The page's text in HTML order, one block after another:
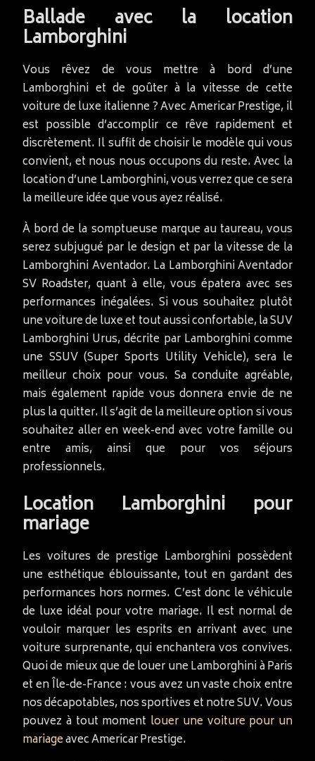
Ballade avec la location
Lamborghini
Vous rêvez de vous mettre à bord d’une
Lamborghini et de goûter à la vitesse de cette
voiture de luxe italienne ? Avec Americar Prestige, il
est possible d’accomplir ce rêve rapidement et
discrètement. Il suffit de choisir le modèle qui vous
convient, et nous nous occupons du reste. Avec la
location d’une Lamborghini, vous verrez que ce sera
la meilleure idée que vous ayez réalisé.
À bord de la somptueuse marque au taureau, vous
serez subjugué par le design et par la vitesse de la
Lamborghini Aventador. La Lamborghini Aventador
SV Roadster, quant à elle, vous épatera avec ses
performances inégalées. Si vous souhaitez plutôt
une voiture de luxe et tout aussi confortable, la SUV
Lamborghini Urus, décrite par Lamborghini comme
une SSUV (Super Sports Utility Vehicle), sera le
meilleur choix pour vous. Sa conduite agréable,
mais également rapide vous donnera envie de ne
plus la quitter. Il s’agit de la meilleure option si vous
souhaitez aller en week-end avec votre famille ou
entre amis, ainsi que pour vos séjours
professionnels.
Location Lamborghini pour
mariage
Les voitures de prestige Lamborghini possèdent
une esthétique éblouissante, tout en gardant des
performances hors normes. C’est donc le véhicule
de luxe idéal pour votre mariage. Il est normal de
vouloir marquer les esprits en arrivant avec une
voiture surprenante, qui enchantera vos convives.
Quoi de mieux que de louer une Lamborghini à Paris
et en Île-de-France : vous avez un vaste choix entre
nos décapotables, nos sportives et notre SUV. Vous
pouvez à tout moment louer une voiture pour un
mariageavec Americar Prestige.